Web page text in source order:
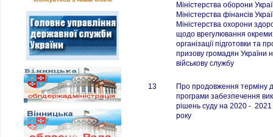
Міністерства оборони
Міністерства фінансів
Міністерства охорони
щодо врегулювання
організації підготовки та
призову громадян України
військову службу
13
Про продовження терміну
програми забезпечення
рішень суду на 2020 -
року